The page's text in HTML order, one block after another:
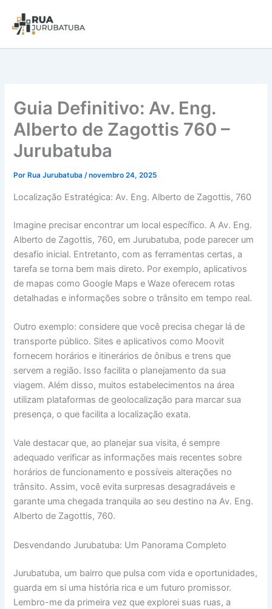
Guia Definitivo: Av. Eng.
Alberto de Zagottis 760 –
Jurubatuba
Por Rua Jurubatuba/novembro 24, 2025
Localização Estratégica: Av. Eng. Alberto de Zagottis, 760
Imagine precisar encontrar um local específico. A Av. Eng.
Alberto de Zagottis, 760, em Jurubatuba, pode parecer um
desafio inicial. Entretanto, com as ferramentas certas, a
tarefa se torna bem mais direto. Por exemplo, aplicativos
de mapas como Google Maps e Waze oferecem rotas
detalhadas e informações sobre o trânsito em tempo real.
Outro exemplo: considere que você precisa chegar lá de
transporte público. Sites e aplicativos como Moovit
fornecem horários e itinerários de ônibus e trens que
servem a região. Isso facilita o planejamento da sua
viagem. Além disso, muitos estabelecimentos na área
utilizam plataformas de geolocalização para marcar sua
presença, o que facilita a localização exata.
Vale destacar que, ao planejar sua visita, é sempre
adequado verificar as informações mais recentes sobre
horários de funcionamento e possíveis alterações no
trânsito. Assim, você evita surpresas desagradáveis e
garante uma chegada tranquila ao seu destino na Av. Eng.
Alberto de Zagottis, 760.
Desvendando Jurubatuba: Um Panorama Completo
Jurubatuba, um bairro que pulsa com vida e oportunidades,
guarda em si uma história rica e um futuro promissor.
Lembro-me da primeira vez que explorei suas ruas, a